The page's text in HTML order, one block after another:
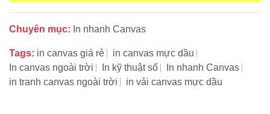
Chuyên mục: In nhanh Canvas
Tags: in canvas giá rẻ
in canvas mực dầu
In canvas ngoài trời
In kỹ thuật số
In nhanh Canvas
in tranh canvas ngoài trời
in vải canvas mực dầu